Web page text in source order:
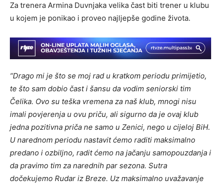
Za trenera Armina Duvnjaka velika čast biti trener u klubu
u kojem je ponikao i proveo najljepše godine života.
“Drago mi je što se moj rad u kratkom periodu primijetio,
te što sam dobio čast i šansu da vodim seniorski tim
Čelika. Ovo su teška vremena za naš klub, mnogi nisu
imali povjerenja u ovu priču, ali sigurno da je ovaj klub
jedna pozitivna priča ne samo u Zenici, nego u cijeloj BiH.
U narednom periodu nastavit ćemo raditi maksimalno
predano i ozbiljno, radit ćemo na jačanju samopouzdanja i
da pravimo tim za narednih par sezona. Sutra
dočekujemo Rudar iz Breze. Uz maksimalno uvažavanje